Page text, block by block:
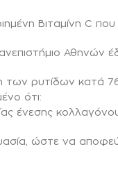
Βιταμίνη C που
Αθηνών
των ρυτίδων κατά
ότι:
ένεσης
ώστε να